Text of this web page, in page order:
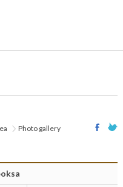
Photo gallery